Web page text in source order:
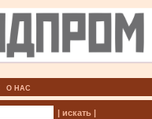
О НАС
| искать |